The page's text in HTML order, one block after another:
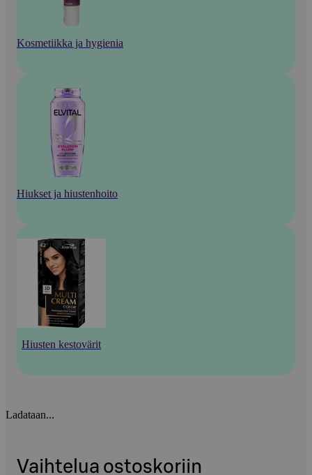
Kosmetiikka ja hygienia
Hiukset ja hiustenhoito
Hiusten kestovärit
Ladataan...
Vaihtelua ostoskoriin